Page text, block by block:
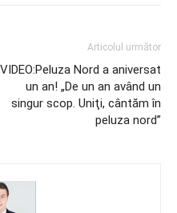
Articolul următor
VIDEO:Peluza Nord a aniversat
un an! „De un an având un
singur scop. Uniţi, cântăm în
peluza nord”